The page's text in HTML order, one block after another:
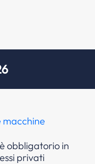
macchine
obbligatorio in
privati